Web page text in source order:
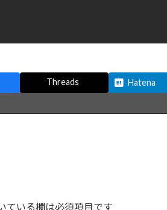
Threads Hatena
ている欄は必須項目です